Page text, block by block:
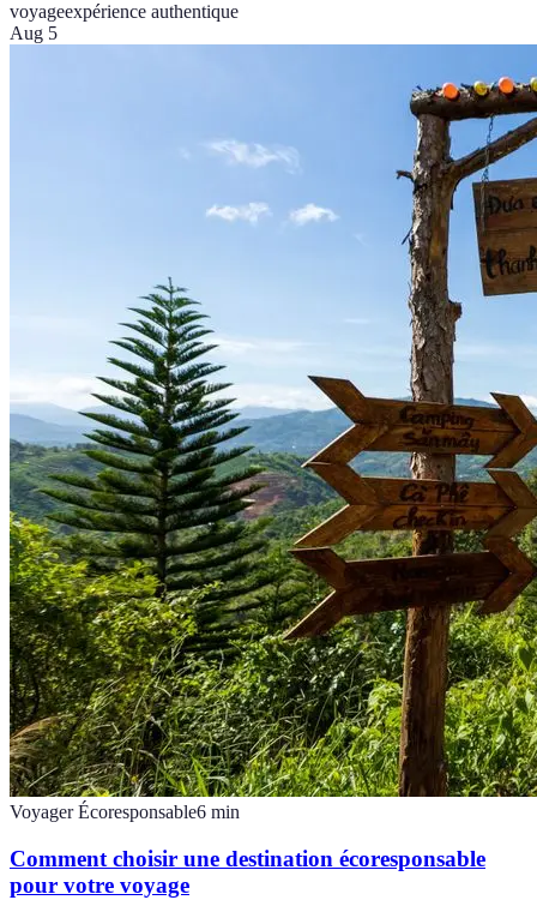
voyageexpérience authentique
Aug 5
Voyager Écoresponsable6 min
Comment choisir une destination écoresponsable
pour votre voyage